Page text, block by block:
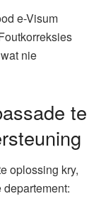
e-Visum
nie
te
oplossing kry,